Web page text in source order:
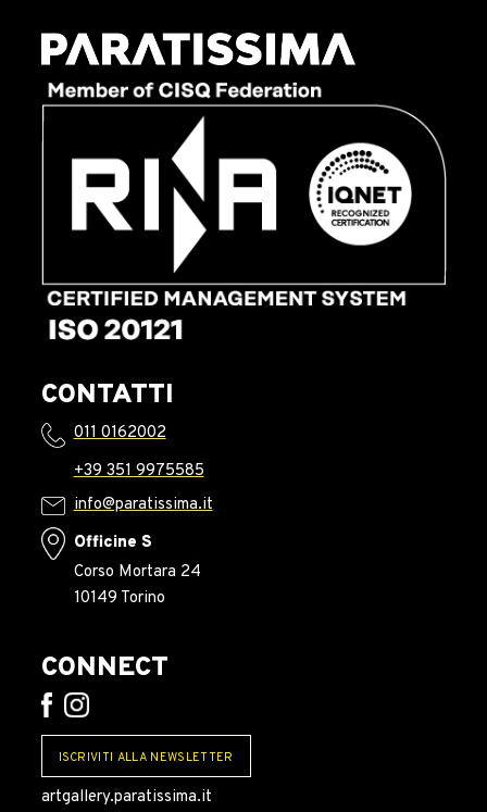
CONTATTI
011 0162002
+39 351 9975585
info@paratissima.it
Officine S
Corso Mortara 24
10149 Torino
CONNECT
ISCRIVITI ALLA NEWSLETTER
artgallery.paratissima.it